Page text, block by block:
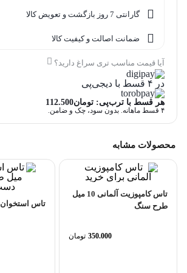
گارانتی 7 روز بازگشت و تعویض کالا
ضمانت اصالت و کیفیت کالا
آیا قیمت مناسب تری سراغ دارید؟
در ۴ قسط با دیجی‌پی
هر قسط با ترب‌پی: تومان112.500
۴ قسط ماهانه. بدون سود، چک و ضامن.
محصولات مشابه
تاس کامپوزیت آلمانی 10 میل
طرح سنگ
تومان 350.000
تاس استخوان 12 میل